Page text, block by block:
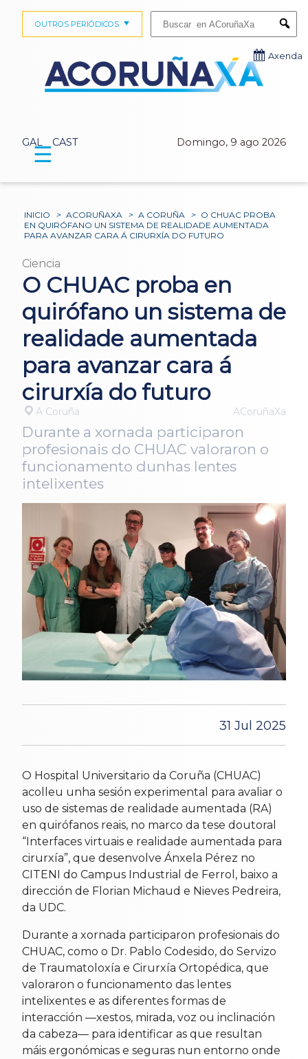
GAL CAST Domingo, 9 ago 2026
OUTROS PERIÓDICOS
Axenda
☰
INICIO > ACORUÑAXA > A CORUÑA > O CHUAC PROBA
EN QUIRÓFANO UN SISTEMA DE REALIDADE AUMENTADA
PARA AVANZAR CARA Á CIRURXÍA DO FUTURO
Ciencia
O CHUAC proba en
quirófano un sistema de
realidade aumentada
para avanzar cara á
cirurxía do futuro
A Coruña ACoruñaXa
Durante a xornada participaron
profesionais do CHUAC valoraron o
funcionamento dunhas lentes
intelixentes
31 Jul 2025
O Hospital Universitario da Coruña (CHUAC)
acolleu unha sesión experimental para avaliar o
uso de sistemas de realidade aumentada (RA)
en quirófanos reais, no marco da tese doutoral
“Interfaces virtuais e realidade aumentada para
cirurxía”, que desenvolve Ánxela Pérez no
CITENI do Campus Industrial de Ferrol, baixo a
dirección de Florian Michaud e Nieves Pedreira,
da UDC.
Durante a xornada participaron profesionais do
CHUAC, como o Dr. Pablo Codesido, do Servizo
de Traumatoloxía e Cirurxía Ortopédica, que
valoraron o funcionamento das lentes
intelixentes e as diferentes formas de
interacción —xestos, mirada, voz ou inclinación
da cabeza— para identificar as que resultan
máis ergonómicas e seguras nun entorno onde